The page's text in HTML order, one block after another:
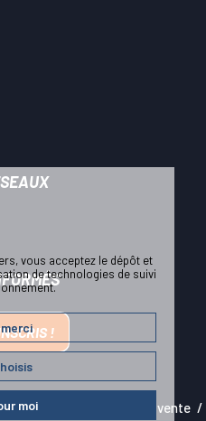
!
Conditions générales de vente
vous acceptez le dépôt et
de technologies de suivi
moi